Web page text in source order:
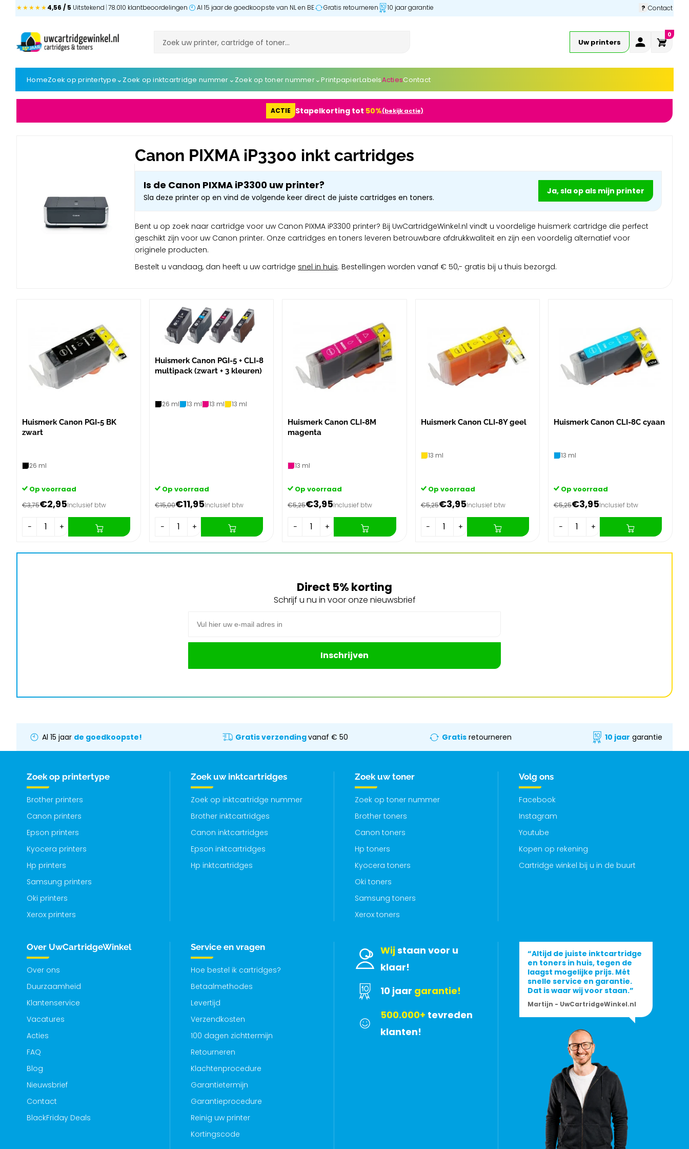
★★★★★4,56 / 5 Uitstekend |78.010 klantbeoordelingen Al 15 jaar de goedkoopste van NL en BE Gratis retourneren 10 jaar garantie ? Contact
Uw printers
0
HomeZoek op printertype ⌄ Zoek op inktcartridge nummer ⌄ Zoek op toner nummer⌄PrintpapierLabelsActiesContact
ACTIE Stapelkorting tot 50%(bekijk actie)
Canon PIXMA iP3300 inkt cartridges
Is de Canon PIXMA iP3300 uw printer?
Sla deze printer op en vind de volgende keer direct de juiste cartridges en toners.
Ja, sla op als mijn printer
Bent u op zoek naar cartridge voor uw Canon PIXMA iP3300 printer? Bij UwCartridgeWinkel.nl vindt u voordelige huismerk cartridge die perfect
geschikt zijn voor uw Canon printer. Onze cartridges en toners leveren betrouwbare afdrukkwaliteit en zijn een voordelig alternatief voor
originele producten.
Bestelt u vandaag, dan heeft u uw cartridge snel in huis. Bestellingen worden vanaf € 50,- gratis bij u thuis bezorgd.
Huismerk Canon PGI-5 BK
zwart
26 ml
Op voorraad
€3,75€2,95Inclusief btw
− +
Huismerk Canon PGI-5 + CLI-8
multipack (zwart + 3 kleuren)
26 ml 13 ml 13 ml 13 ml
Op voorraad
€15,00€11,95Inclusief btw
− +
Huismerk Canon CLI-8M
magenta
13 ml
Op voorraad
€5,25€3,95Inclusief btw
− +
Huismerk Canon CLI-8Y geel
13 ml
Op voorraad
€5,25€3,95Inclusief btw
− +
Huismerk Canon CLI-8C cyaan
13 ml
Op voorraad
€5,25€3,95Inclusief btw
− +
Direct 5% korting
Schrijf u nu in voor onze nieuwsbrief
Inschrijven
Al 15 jaar de goedkoopste! Gratis verzendingvanaf € 50 Gratisretourneren 10 jaar garantie
Zoek op printertype
Brother printers
Canon printers
Epson printers
Kyocera printers
Hp printers
Samsung printers
Oki printers
Xerox printers
Zoek uw inktcartridges
Zoek op inktcartridge nummer
Brother inktcartridges
Canon inktcartridges
Epson inktcartridges
Hp inktcartridges
Zoek uw toner
Zoek op toner nummer
Brother toners
Canon toners
Hp toners
Kyocera toners
Oki toners
Samsung toners
Xerox toners
Volg ons
Facebook
Instagram
Youtube
Kopen op rekening
Cartridge winkel bij u in de buurt
Over UwCartridgeWinkel
Over ons
Duurzaamheid
Klantenservice
Vacatures
Acties
FAQ
Blog
Nieuwsbrief
Contact
BlackFriday Deals
Service en vragen
Hoe bestel ik cartridges?
Betaalmethodes
Levertijd
Verzendkosten
100 dagen zichttermijn
Retourneren
Klachtenprocedure
Garantietermijn
Garantieprocedure
Reinig uw printer
Kortingscode
Wijstaan voor u
klaar!
10 jaar garantie!
500.000+ tevreden
klanten!
“Altijd de juiste inktcartridge
en toners in huis, tegen de
laagst mogelijke prijs. Mét
snelle service en garantie.
Dat is waar wij voor staan.”
Martijn - UwCartridgeWinkel.nl